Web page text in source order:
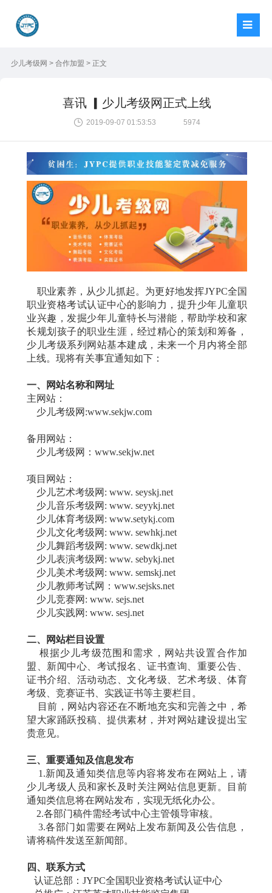
少儿考级网 > 合作加盟 > 正文
喜讯 ▎少儿考级网正式上线
2019-09-07 01:53:53 5974
职业素养，从少儿抓起。为更好地发挥JYPC全国
职业资格考试认证中心的影响力，提升少年儿童职
业兴趣，发掘少年儿童特长与潜能，帮助学校和家
长规划孩子的职业生涯，经过精心的策划和筹备，
少儿考级系列网站基本建成，未来一个月内将全部
上线。现将有关事宜通知如下：
一、网站名称和网址
主网站：
少儿考级网:www.sekjw.com
备用网站：
少儿考级网：www.sekjw.net
项目网站：
少儿艺术考级网: www. seyskj.net
少儿音乐考级网: www. seyykj.net
少儿体育考级网: www.setykj.com
少儿文化考级网: www. sewhkj.net
少儿舞蹈考级网: www. sewdkj.net
少儿表演考级网: www. sebykj.net
少儿美术考级网: www. semskj.net
少儿教师考试网：www.sejsks.net
少儿竞赛网: www. sejs.net
少儿实践网: www. sesj.net
二、网站栏目设置
根据少儿考级范围和需求，网站共设置合作加
盟、新闻中心、考试报名、证书查询、重要公告、
证书介绍、活动动态、文化考级、艺术考级、体育
考级、竞赛证书、实践证书等主要栏目。
目前，网站内容还在不断地充实和完善之中，希
望大家踊跃投稿、提供素材，并对网站建设提出宝
贵意见。
三、重要通知及信息发布
1.新闻及通知类信息等内容将发布在网站上，请
少儿考级人员和家长及时关注网站信息更新。目前
通知类信息将在网站发布，实现无纸化办公。
2.各部门稿件需经考试中心主管领导审核。
3.各部门如需要在网站上发布新闻及公告信息，
请将稿件发送至新闻部。
四、联系方式
认证总部：JYPC全国职业资格考试认证中心